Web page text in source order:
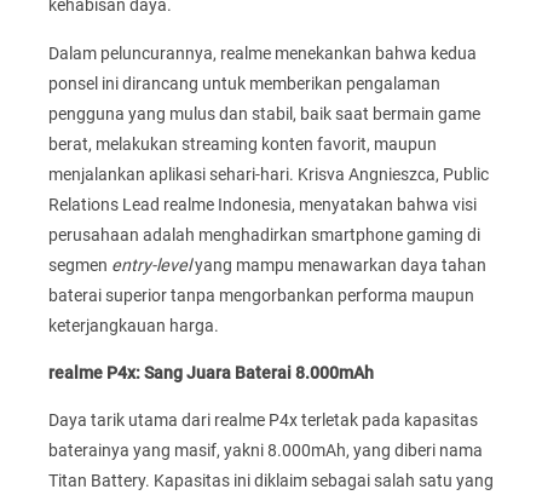
kehabisan daya.
Dalam peluncurannya, realme menekankan bahwa kedua
ponsel ini dirancang untuk memberikan pengalaman
pengguna yang mulus dan stabil, baik saat bermain game
berat, melakukan streaming konten favorit, maupun
menjalankan aplikasi sehari-hari. Krisva Angnieszca, Public
Relations Lead realme Indonesia, menyatakan bahwa visi
perusahaan adalah menghadirkan smartphone gaming di
segmen entry-levelyang mampu menawarkan daya tahan
baterai superior tanpa mengorbankan performa maupun
keterjangkauan harga.
realme P4x: Sang Juara Baterai 8.000mAh
Daya tarik utama dari realme P4x terletak pada kapasitas
baterainya yang masif, yakni 8.000mAh, yang diberi nama
Titan Battery. Kapasitas ini diklaim sebagai salah satu yang